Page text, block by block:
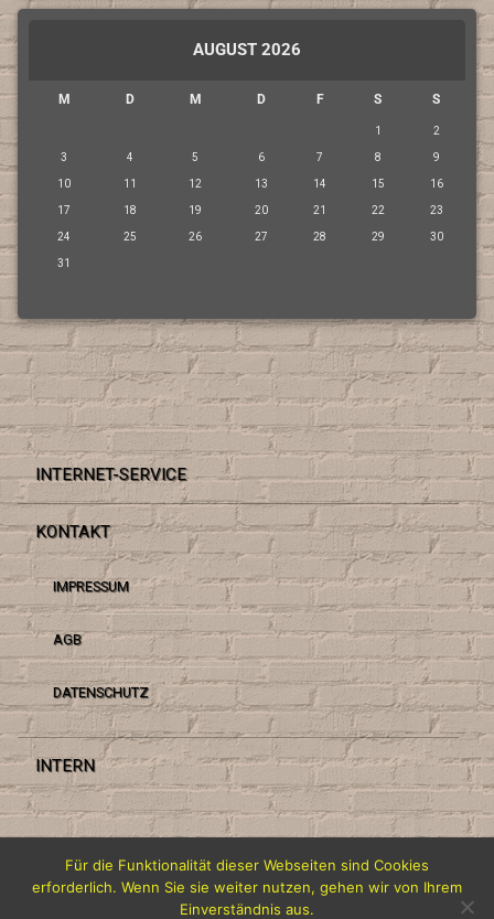
AUGUST 2026
M D M D F S S
1 2
3 4 5 6 7 8 9
10 11 12 13 14 15 16
17 18 19 20 21 22 23
24 25 26 27 28 29 30
31
INTERNET-SERVICE
KONTAKT
IMPRESSUM
AGB
DATENSCHUTZ
INTERN
Tel:0821 2620684
© CoRoMA internet-service (1998-2026)
Für die Funktionalität dieser Webseiten sind Cookies
erforderlich. Wenn Sie sie weiter nutzen, gehen wir von Ihrem
Einverständnis aus.